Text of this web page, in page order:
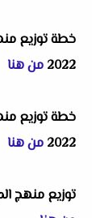
خطة توزيع
2022 من هنا
خطة توزيع
2022 من هنا
توزيع منهج